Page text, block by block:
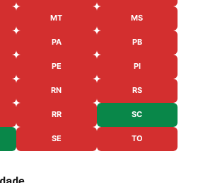
MT MS
PA PB
PE PI
RN RS
RR SC
SE TO